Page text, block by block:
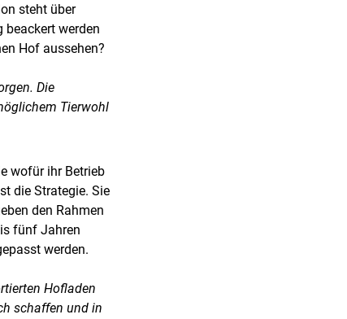
steht über
beackert werden
Hof aussehen?
Die
Tierwohl
wofür ihr Betrieb
die Strategie. Sie
den Rahmen
fünf Jahren
werden.
Hofladen
schaffen und in